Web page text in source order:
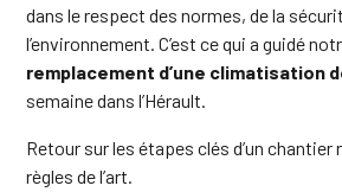
dans le respect des normes, de la
l’environnement. C’est ce qui a guidé
remplacement d’une climatisation
semaine dans l’Hérault.
Retour sur les étapes clés d’un chantier
règles de l’art.